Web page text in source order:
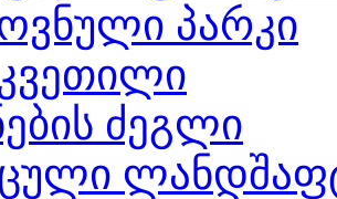
პარკი
ძეგლი